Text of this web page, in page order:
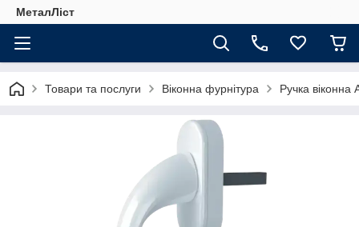
МеталЛіст
Товари та послуги Віконна фурнітура Ручка віконна